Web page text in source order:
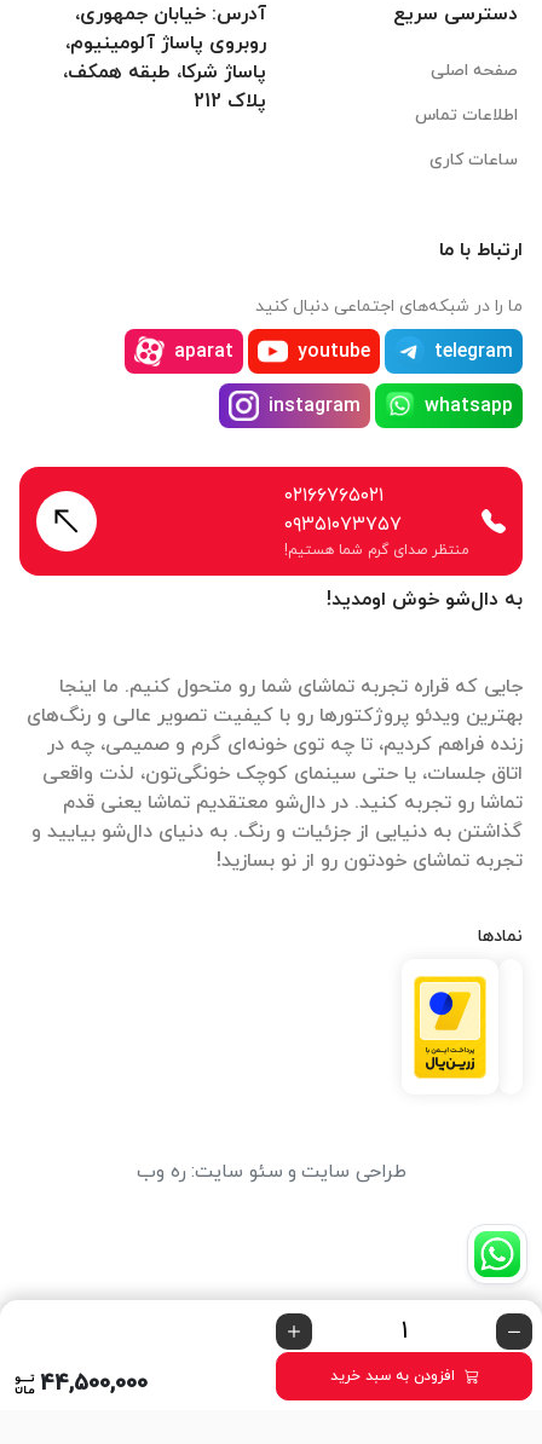
افزودن به سبد خرید 44,500,000
به دال‌شو خوش اومدید!
جایی که قراره تجربه تماشای شما رو متحول کنیم. ما اینجا
بهترین ویدئو پروژکتورها رو با کیفیت تصویر عالی و رنگ‌های
زنده فراهم کردیم، تا چه توی خونه‌ای گرم و صمیمی، چه در
اتاق جلسات، یا حتی سینمای کوچک خونگی‌تون، لذت واقعی
تماشا رو تجربه کنید. در دال‌شو معتقدیم تماشا یعنی قدم
گذاشتن به دنیایی از جزئیات و رنگ. به دنیای دال‌شو بیایید و
تجربه تماشای خودتون رو از نو بسازید!
نمادها
دسترسی سریع
صفحه اصلی
اطلاعات تماس
ساعات کاری
آدرس: خیابان جمهوری،
روبروی پاساژ آلومینیوم،
پاساژ شرکا، طبقه همکف،
پلاک 212
ارتباط با ما
ما را در شبکه‌های اجتماعی دنبال کنید
telegram
youtube
aparat
whatsapp
instagram
۰۲۱۶۶۷۶۵۰۲۱
۰۹۳۵۱۰۷۳۷۵۷
منتظر صدای گرم شما هستیم!
طراحی سایت و سئو سایت: ره وب